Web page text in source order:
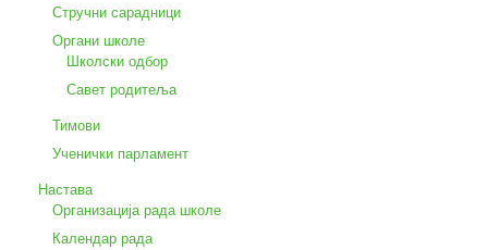
Стручни сарадници
Органи школе
Школски одбор
Савет родитеља
Тимови
Ученички парламент
Настава
Организација рада школе
Календар рада